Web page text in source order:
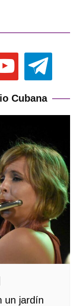
telegram
Cubana
un jardín